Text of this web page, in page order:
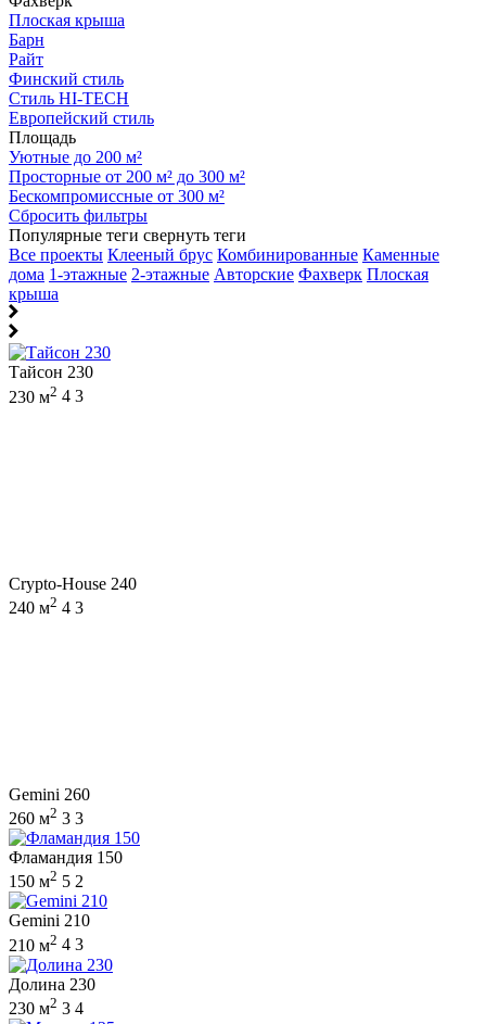
Плоская крыша
Барн
Райт
Финский стиль
Стиль HI-TECH
Европейский стиль
Площадь
Уютные до 200 м²
Просторные от 200 м² до 300 м²
Бескомпромиссные от 300 м²
Сбросить фильтры
Популярные теги свернуть теги
Все проекты Клееный брус Комбинированные Каменные
дома 1-этажные 2-этажные Авторские Фахверк Плоская
крыша
Тайсон 230
230 м2 4 3
Crypto-House 240
240 м2 4 3
Gemini 260
260 м2 3 3
Фламандия 150
150 м2 5 2
Gemini 210
210 м2 4 3
Долина 230
230 м2 3 4